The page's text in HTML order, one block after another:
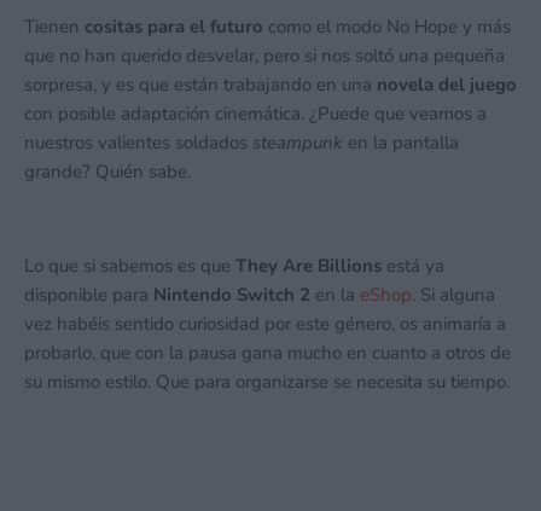
Tienen cositas para el futuro como el modo No Hope y más
que no han querido desvelar, pero si nos soltó una pequeña
sorpresa, y es que están trabajando en una novela del juego
con posible adaptación cinemática. ¿Puede que veamos a
nuestros valientes soldados steampunk en la pantalla
grande? Quién sabe.
Lo que si sabemos es que They Are Billions está ya
disponible para Nintendo Switch 2 en la eShop. Si alguna
vez habéis sentido curiosidad por este género, os animaría a
probarlo, que con la pausa gana mucho en cuanto a otros de
su mismo estilo. Que para organizarse se necesita su tiempo.